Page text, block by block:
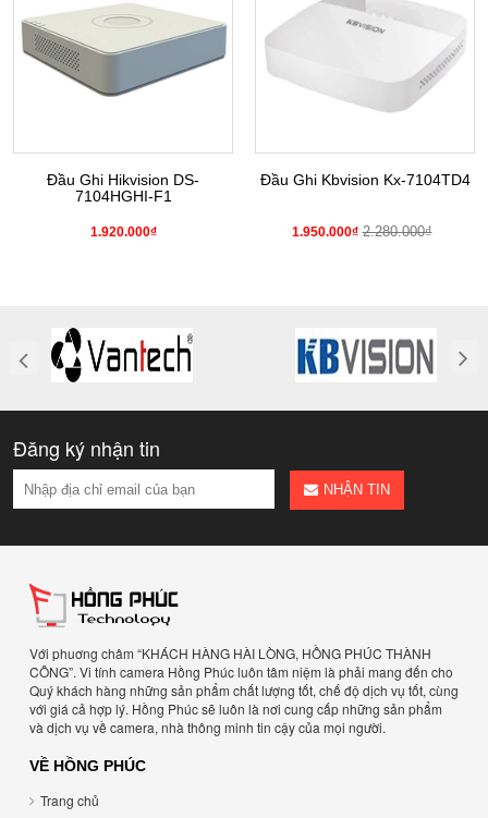
Đầu Ghi Hikvision DS-
7104HGHI-F1
1.920.000₫
Đầu Ghi Kbvision Kx-7104TD4
1.950.000₫ 2.280.000₫
Đăng ký nhận tin
NHẬN TIN
Với phuơng châm “KHÁCH HÀNG HÀI LÒNG, HỒNG PHÚC THÀNH
CÔNG”. Vi tính camera Hồng Phúc luôn tâm niệm là phải mang đến cho
Quý khách hàng những sản phẩm chất lượng tốt, chế độ dịch vụ tốt, cùng
với giá cả hợp lý. Hồng Phúc sẽ luôn là nơi cung cấp những sản phẩm
và dịch vụ về camera, nhà thông minh tin cậy của mọi người.
VỀ HỒNG PHÚC
Trang chủ